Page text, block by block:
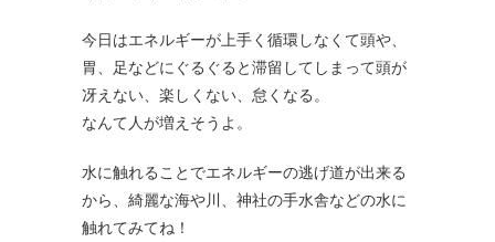
今日はエネルギーが上手く循環しなくて頭や、
胃、足などにぐるぐると滞留してしまって頭が
冴えない、楽しくない、怠くなる。
なんて人が増えそうよ。
水に触れることでエネルギーの逃げ道が出来る
から、綺麗な海や川、神社の手水舎などの水に
触れてみてね！